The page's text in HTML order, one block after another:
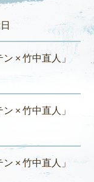
× 竹中直人」
× 竹中直人」
× 竹中直人」